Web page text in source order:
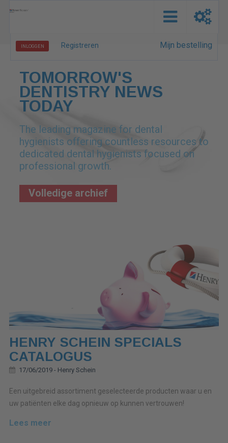
INLOGGEN Registreren Mijn bestelling
TOMORROW'S
DENTISTRY NEWS
TODAY
The leading magazine for dental
hygienists offering countless resources to
dedicated dental hygienists focused on
professional growth.
Volledige archief
HENRY SCHEIN SPECIALS
CATALOGUS
17/06/2019 - Henry Schein
Een uitgebreid assortiment geselecteerde producten waar u en
uw patiënten elke dag opnieuw op kunnen vertrouwen!
Lees meer